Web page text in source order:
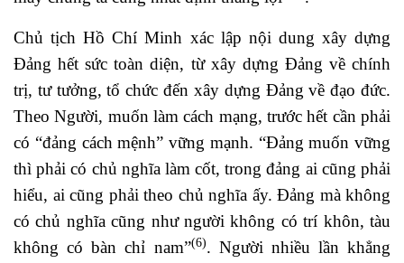
Chủ tịch Hồ Chí Minh xác lập nội dung xây dựng
Đảng hết sức toàn diện, từ xây dựng Đảng về chính
trị, tư tưởng, tổ chức đến xây dựng Đảng về đạo đức.
Theo Người, muốn làm cách mạng, trước hết cần phải
có “đảng cách mệnh” vững mạnh. “Đảng muốn vững
thì phải có chủ nghĩa làm cốt, trong đảng ai cũng phải
hiểu, ai cũng phải theo chủ nghĩa ấy. Đảng mà không
có chủ nghĩa cũng như người không có trí khôn, tàu
không có bàn chỉ nam”(6). Người nhiều lần khẳng